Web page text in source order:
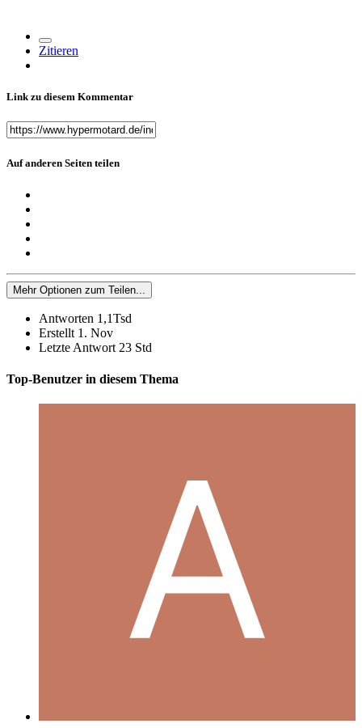
Zitieren
Link zu diesem Kommentar
Auf anderen Seiten teilen
Mehr Optionen zum Teilen...
Antworten 1,1Tsd
Erstellt 1. Nov
Letzte Antwort 23 Std
Top-Benutzer in diesem Thema